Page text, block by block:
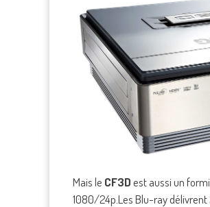
Mais le CF3Dest aussi un
1080/24p.Les Blu-ray